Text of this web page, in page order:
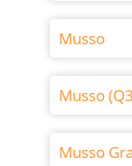
Musso
Musso
Musso